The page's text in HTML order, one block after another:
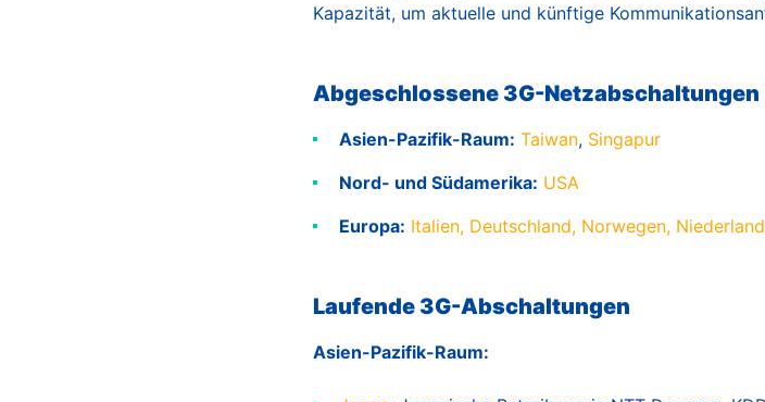
Kapazität, um aktuelle und künftige
Abgeschlossene 3G-Netzabschaltungen
Asien-Pazifik-Raum: Taiwan, Singapur
Nord- und Südamerika: USA
Europa: Italien, Deutschland, Norwegen,
Laufende 3G-Abschaltungen
Asien-Pazifik-Raum: